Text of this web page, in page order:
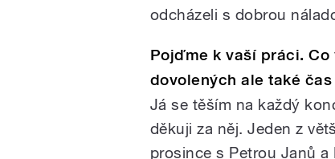
odcházeli s dobrou
Pojďme k vaší práci.
dovolených ale také
Já se těším na každý
děkuji za něj. Jeden z
prosince s Petrou Janů